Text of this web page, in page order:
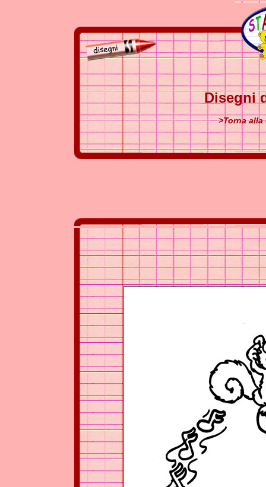
Disegni
>Torna alla